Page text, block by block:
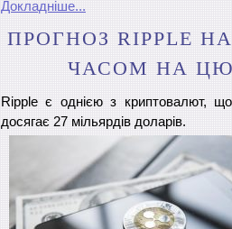
Докладніше...
ПРОГНОЗ RIPPLE
ЧАСОМ НА
Ripple є однією з криптовалют, що
досягає 27 мільярдів доларів.